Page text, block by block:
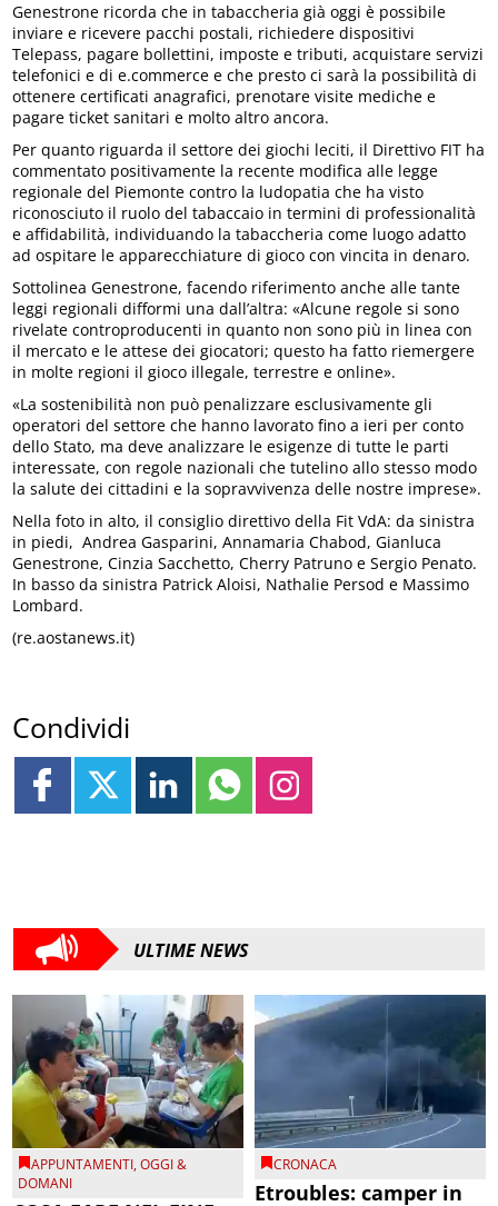
Genestrone ricorda che in tabaccheria già oggi è possibile
inviare e ricevere pacchi postali, richiedere dispositivi
Telepass, pagare bollettini, imposte e tributi, acquistare servizi
telefonici e di e.commerce e che presto ci sarà la possibilità di
ottenere certificati anagrafici, prenotare visite mediche e
pagare ticket sanitari e molto altro ancora.
Per quanto riguarda il settore dei giochi leciti, il Direttivo FIT ha
commentato positivamente la recente modifica alle legge
regionale del Piemonte contro la ludopatia che ha visto
riconosciuto il ruolo del tabaccaio in termini di professionalità
e affidabilità, individuando la tabaccheria come luogo adatto
ad ospitare le apparecchiature di gioco con vincita in denaro.
Sottolinea Genestrone, facendo riferimento anche alle tante
leggi regionali difformi una dall’altra: «Alcune regole si sono
rivelate controproducenti in quanto non sono più in linea con
il mercato e le attese dei giocatori; questo ha fatto riemergere
in molte regioni il gioco illegale, terrestre e online».
«La sostenibilità non può penalizzare esclusivamente gli
operatori del settore che hanno lavorato fino a ieri per conto
dello Stato, ma deve analizzare le esigenze di tutte le parti
interessate, con regole nazionali che tutelino allo stesso modo
la salute dei cittadini e la sopravvivenza delle nostre imprese».
Nella foto in alto, il consiglio direttivo della Fit VdA: da sinistra
in piedi, Andrea Gasparini, Annamaria Chabod, Gianluca
Genestrone, Cinzia Sacchetto, Cherry Patruno e Sergio Penato.
In basso da sinistra Patrick Aloisi, Nathalie Persod e Massimo
Lombard.
(re.aostanews.it)
Condividi
ULTIME NEWS
APPUNTAMENTI,OGGI &
DOMANI
CRONACA
Etroubles: camper in